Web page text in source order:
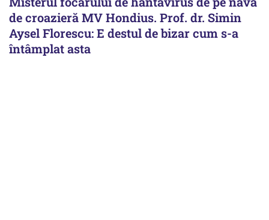
de croazieră MV Hondius. Prof. dr. Simin
Aysel Florescu: E destul de bizar cum s-a
întâmplat asta